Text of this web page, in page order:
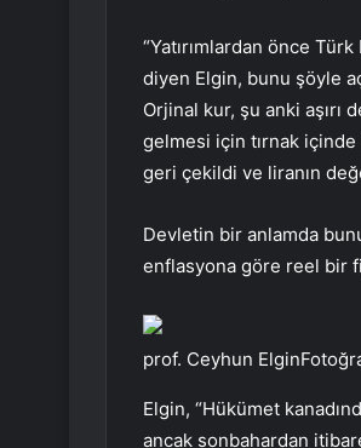
“Yatırımlardan önce
diyen Elgin, bunu şöyle
Orjinal kur, şu anki aşırı
gelmesi için tırnak
geri çekildi ve liranın
Devletin bir anlamda
enflasyona göre reel bir
prof. Ceyhun
Elgin, “Hükümet
ancak sonbahardan